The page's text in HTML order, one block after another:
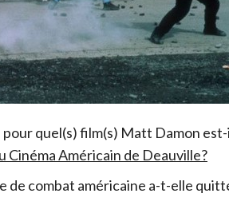
quel(s) film(s) Matt Damon
Cinéma Américain de Deauville?
de combat américaine a-t-elle